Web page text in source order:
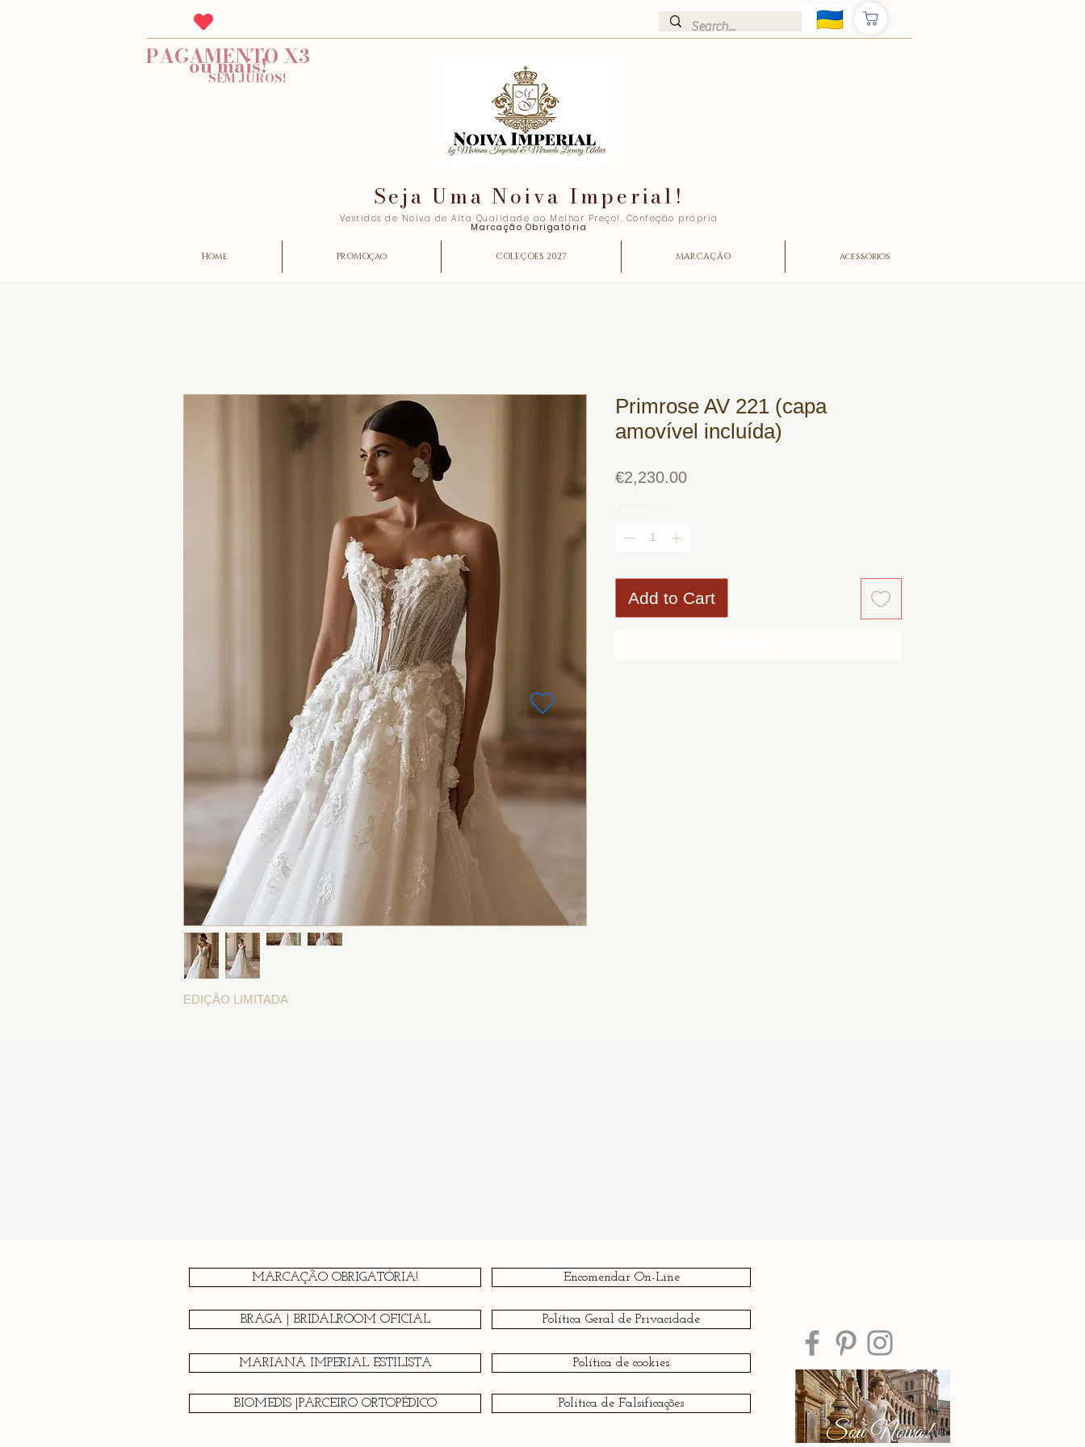
PAGAMENTO X3
ou mais!
SEM JUROS!
Seja Uma Noiva Imperial!
Vestidos de Noiva de Alta Qualidade ao Melhor Preço!. Confeção própria
Marcação Obrigatória
Home PROMOçao COLEÇOES 2027 MARCAÇÃO acessórios
EDIÇÃO LIMITADA
Primrose AV 221 (capa
amovível incluída)
€2,230.00Price
Add to Cart
MARCAÇÃO OBRIGATÓRIA! Encomendar On-Line
BRAGA | BRIDALROOM OFICIAL Política Geral de Privacidade
MARIANA IMPERIAL ESTILISTA
BIOMEDIS |PARCEIRO ORTOPÉDICO
Política de cookies
Política de Falsificações